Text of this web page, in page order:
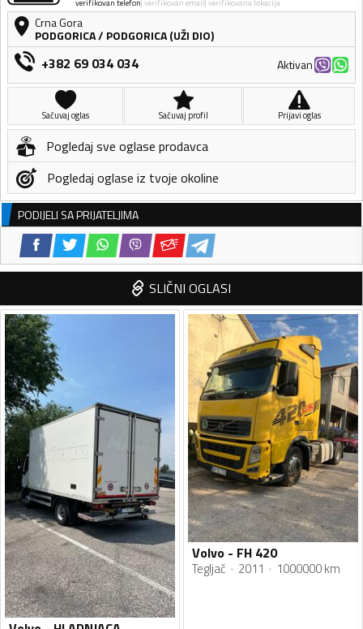
verifikovan telefon verifikovan email verifikovana lokacija
Crna Gora
PODGORICA/ PODGORICA (UŽI DIO)
+382 69 034 034 Aktivan
Sačuvaj oglas Sačuvaj profil Prijavi oglas
Pogledaj sve oglase prodavca
Pogledaj oglase iz tvoje okoline
PODIJELI SA PRIJATELJIMA
SLIČNI OGLASI
Volvo - FH 420
Tegljač 2011 1000000 km